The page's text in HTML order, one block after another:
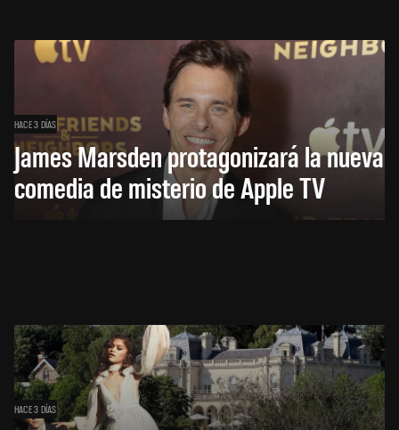
HACE 3 DÍAS
James Marsden protagonizará la nueva
comedia de misterio de Apple TV
HACE 3 DÍAS